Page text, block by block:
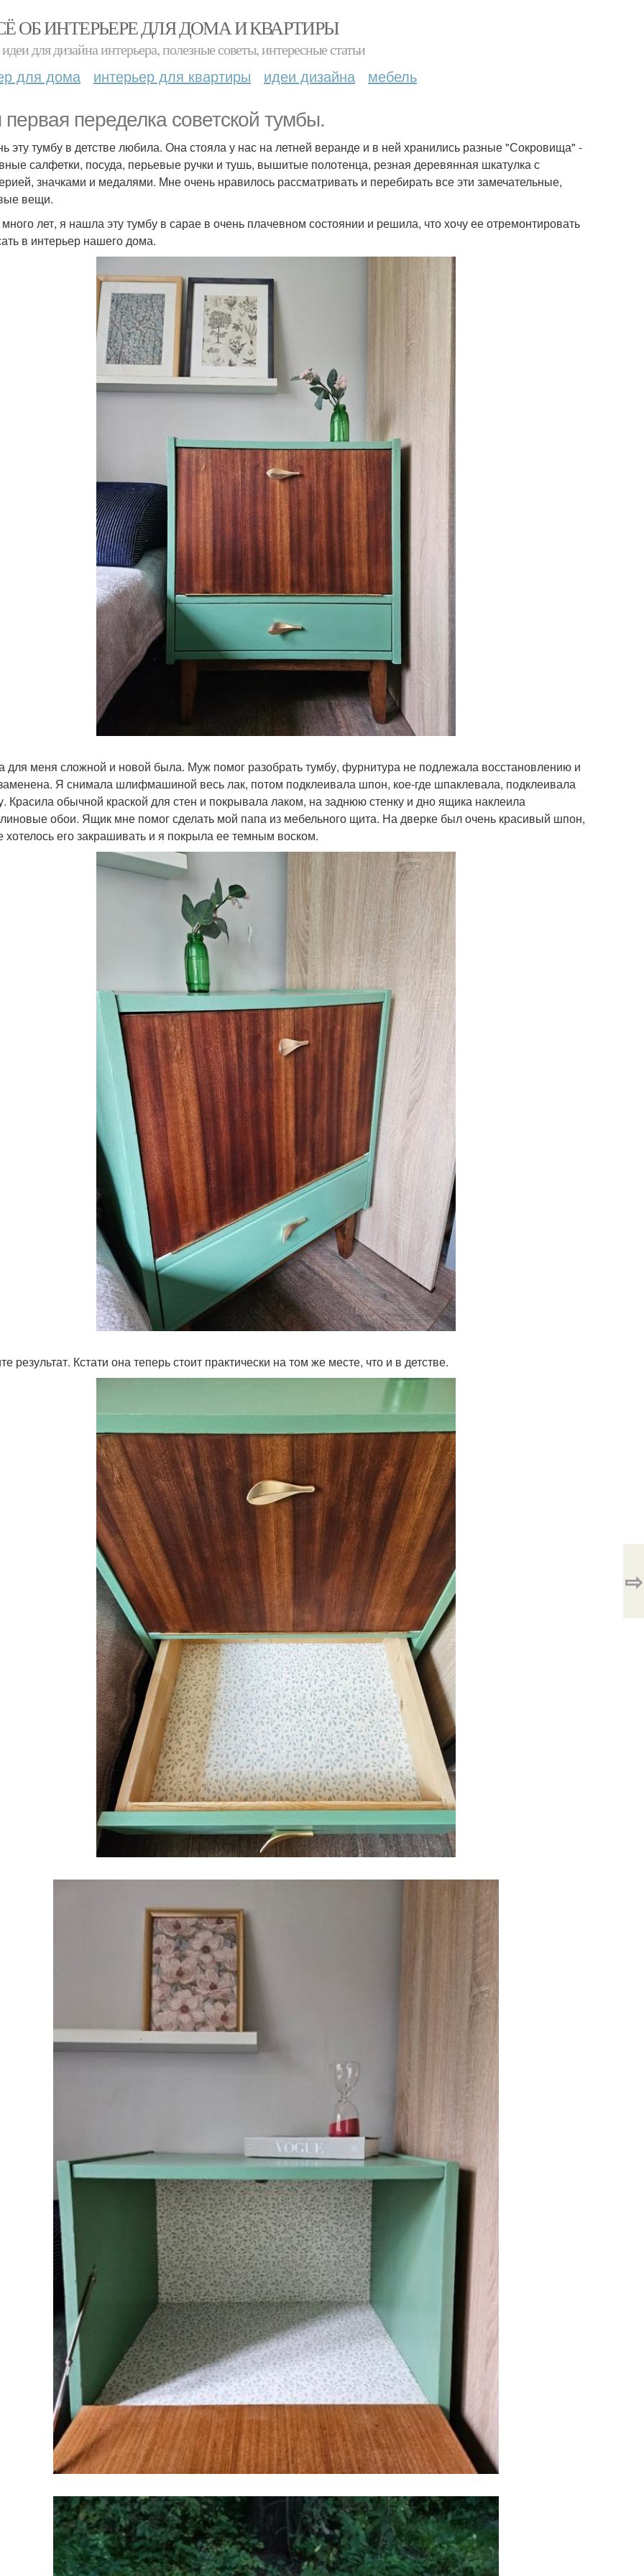
ОБ ИНТЕРЬЕРЕ ДЛЯ ДОМА И КВАРТИРЫ
для дизайна интерьера, полезные советы, интересные статьи
для дома интерьер для квартиры идеи дизайна мебель
переделка советской тумбы.
эту тумбу в детстве любила. Она стояла у нас на летней веранде и в ней хранились разные "Сокровища" -
салфетки, посуда, перьевые ручки и тушь, вышитые полотенца, резная деревянная шкатулка с
значками и медалями. Мне очень нравилось рассматривать и перебирать все эти замечательные,
вещи.
лет, я нашла эту тумбу в сарае в очень плачевном состоянии и решила, что хочу ее отремонтировать
в интерьер нашего дома.
для меня сложной и новой была. Муж помог разобрать тумбу, фурнитура не подлежала восстановлению и
Я снимала шлифмашиной весь лак, потом подклеивала шпон, кое-где шпаклевала, подклеивала
Красила обычной краской для стен и покрывала лаком, на заднюю стенку и дно ящика наклеила
обои. Ящик мне помог сделать мой папа из мебельного щита. На дверке был очень красивый шпон,
хотелось его закрашивать и я покрыла ее темным воском.
результат. Кстати она теперь стоит практически на том же месте, что и в детстве.
⇨